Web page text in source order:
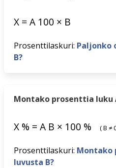
X = A 100 × B
Prosenttilaskuri: Paljonko
B?
Montako prosenttia luku
X % = A B × 100 % (B ≠
Prosenttilaskuri: Montako
luvusta B?